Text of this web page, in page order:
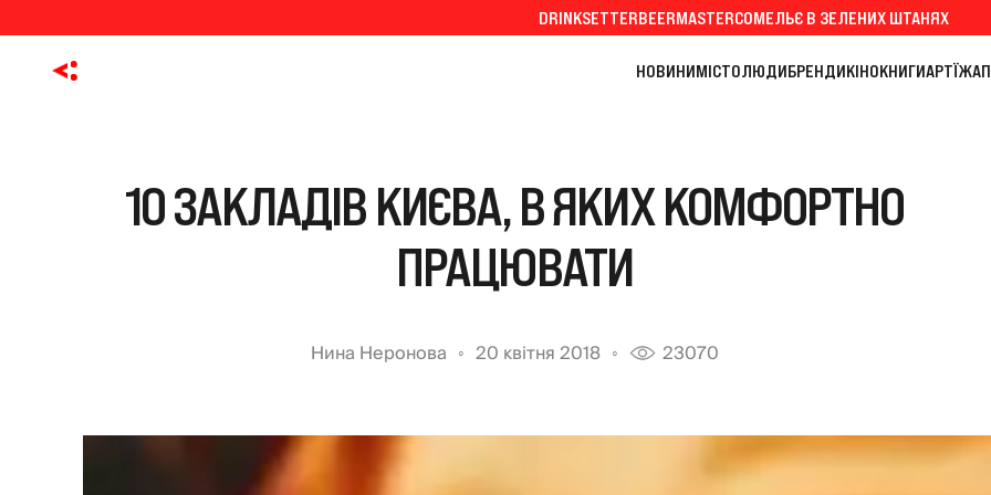
DRINKSETTERBEERMASTERСОМЕЛЬЄ В ЗЕЛЕНИХ ШТАНЯХ
НОВИНИМІСТОЛЮДИБРЕНДИКІНОКНИГИАРТЇЖА
10 ЗАКЛАДІВ КИЄВА, В ЯКИХ КОМФОРТНО
ПРАЦЮВАТИ
Нина Неронова 20 квітня 2018 23070